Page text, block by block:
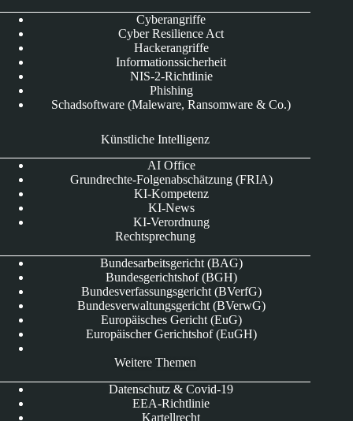
Cyberangriffe
Cyber Resilience Act
Hackerangriffe
Informationssicherheit
NIS-2-Richtlinie
Phishing
Schadsoftware (Maleware, Ransomware & Co.)
Künstliche Intelligenz
AI Office
Grundrechte-Folgenabschätzung (FRIA)
KI-Kompetenz
KI-News
KI-Verordnung
Rechtsprechung
Bundesarbeitsgericht (BAG)
Bundesgerichtshof (BGH)
Bundesverfassungsgericht (BVerfG)
Bundesverwaltungsgericht (BVerwG)
Europäisches Gericht (EuG)
Europäischer Gerichtshof (EuGH)
Weitere Themen
Datenschutz & Covid-19
EEA-Richtlinie
Kartellrecht